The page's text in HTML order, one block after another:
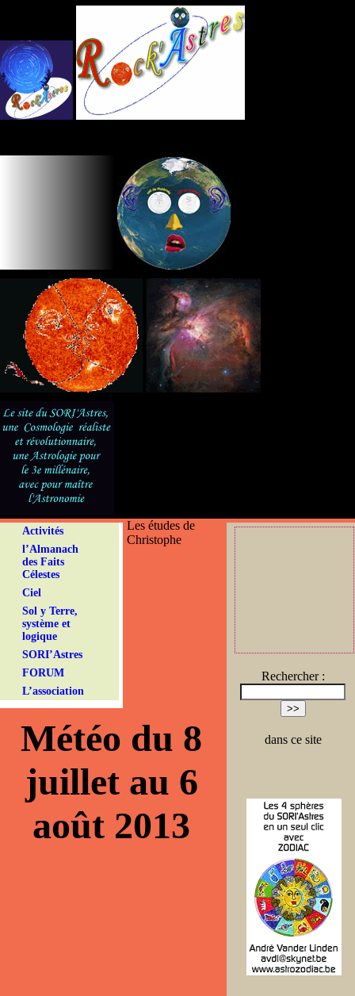
Activités
l’Almanach
des Faits
Célestes
Ciel
Sol y Terre,
système et
logique
SORI’Astres
FORUM
L’association
Rechercher :
dans ce site
Les études de
Christophe
Météo du 8
juillet au 6
août 2013
Panneau de gestion des cookies